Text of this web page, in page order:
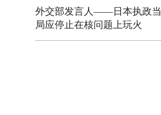
外交部发言人——日本执政当
局应停止在核问题上玩火